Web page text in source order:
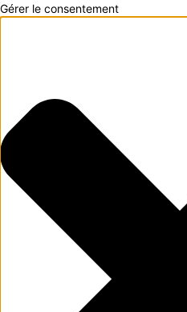
Gérer le consentement